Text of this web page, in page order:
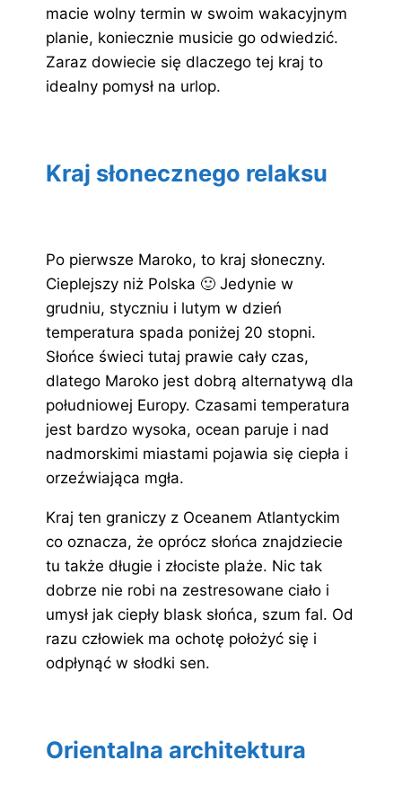
macie wolny termin w swoim wakacyjnym
planie, koniecznie musicie go odwiedzić.
Zaraz dowiecie się dlaczego tej kraj to
idealny pomysł na urlop.
Kraj słonecznego relaksu
Po pierwsze Maroko, to kraj słoneczny.
Cieplejszy niż Polska 🙂 Jedynie w
grudniu, styczniu i lutym w dzień
temperatura spada poniżej 20 stopni.
Słońce świeci tutaj prawie cały czas,
dlatego Maroko jest dobrą alternatywą dla
południowej Europy. Czasami temperatura
jest bardzo wysoka, ocean paruje i nad
nadmorskimi miastami pojawia się ciepła i
orzeźwiająca mgła.
Kraj ten graniczy z Oceanem Atlantyckim
co oznacza, że oprócz słońca znajdziecie
tu także długie i złociste plaże. Nic tak
dobrze nie robi na zestresowane ciało i
umysł jak ciepły blask słońca, szum fal. Od
razu człowiek ma ochotę położyć się i
odpłynąć w słodki sen.
Orientalna architektura